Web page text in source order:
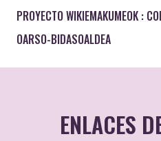
PROYECTO WIKIEMAKUMEOK :
OARSO-BIDASOALDEA
ENLACES